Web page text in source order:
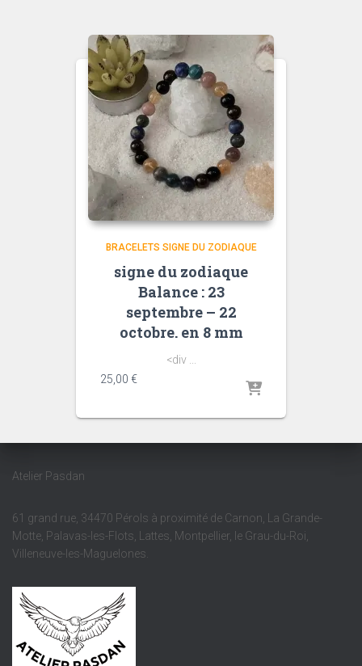
BRACELETS SIGNE DU ZODIAQUE
signe du zodiaque
Balance : 23
septembre – 22
octobre. en 8 mm
<div ...
25,00 €
Atelier Pasdan
61 grand rue, 34470 Pérols à proximité de Carnon, La Grande-
Motte, Palavas-les-Flots, Lattes, Montpellier, le Grau-du-Roi,
Villeneuve-les-Maguelones.